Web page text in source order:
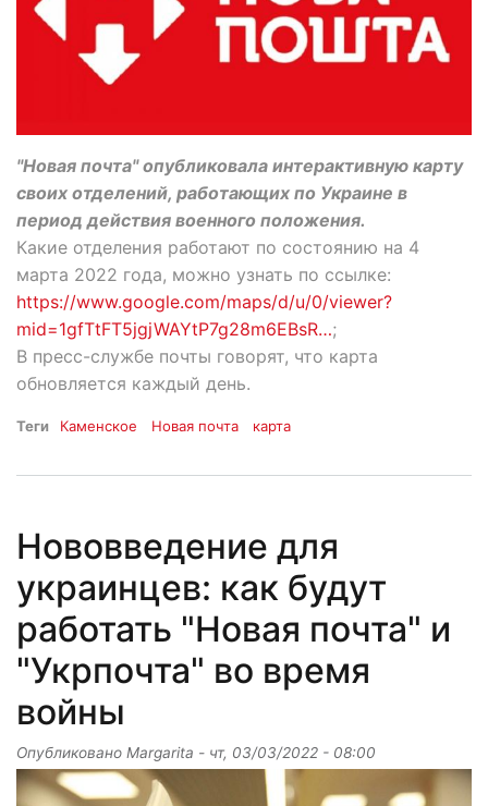
"Новая почта" опубликовала интерактивную карту
своих отделений, работающих по Украине в
период действия военного положения.
Какие отделения работают по состоянию на 4
марта 2022 года, можно узнать по ссылке:
https://www.google.com/maps/d/u/0/viewer?
mid=1gfTtFT5jgjWAYtP7g28m6EBsR…;
В пресс-службе почты говорят, что карта
обновляется каждый день.
Теги Каменское Новая почта карта
Нововведение для
украинцев: как будут
работать "Новая почта" и
"Укрпочта" во время
войны
Опубликовано Margarita - чт, 03/03/2022 - 08:00